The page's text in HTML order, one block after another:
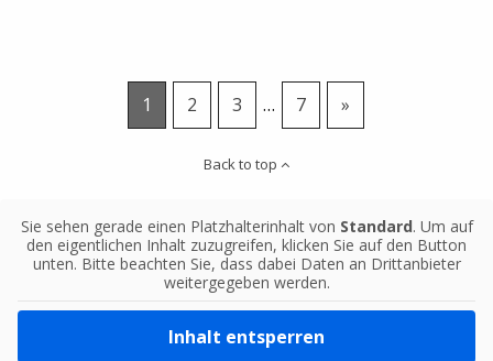
1 2 3 … 7 »
Back to top
Sie sehen gerade einen Platzhalterinhalt von Standard. Um auf
den eigentlichen Inhalt zuzugreifen, klicken Sie auf den Button
unten. Bitte beachten Sie, dass dabei Daten an Drittanbieter
weitergegeben werden.
Inhalt entsperren